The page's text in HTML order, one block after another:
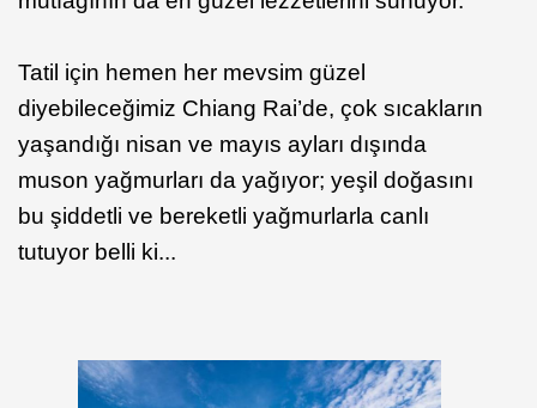
Tatil için hemen her mevsim güzel
diyebileceğimiz Chiang Rai’de, çok sıcakların
yaşandığı nisan ve mayıs ayları dışında
muson yağmurları da yağıyor; yeşil doğasını
bu şiddetli ve bereketli yağmurlarla canlı
tutuyor belli ki...